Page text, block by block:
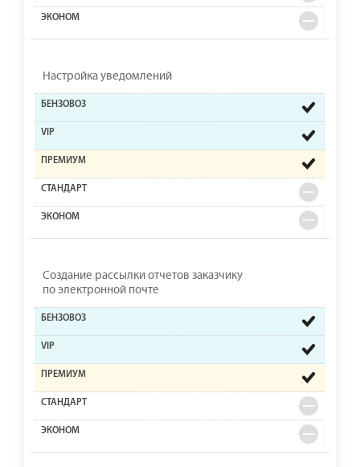
Настройка уведомлений
Создание рассылки отчетов заказчику
по электронной почте